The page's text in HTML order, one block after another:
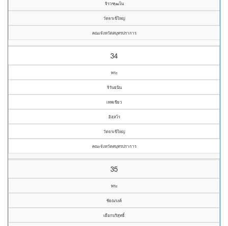
จิรวฑฺฒโน
วัดจรเข้ใหญ่
คณะจังหวัดสมุทรปราการ
34
พระ
จิรันธนิน
เทพเขียว
อิสฺสโร
วัดจรเข้ใหญ่
คณะจังหวัดสมุทรปราการ
35
พระ
ชัยณรงค์
เผือกบริสุทธิ์